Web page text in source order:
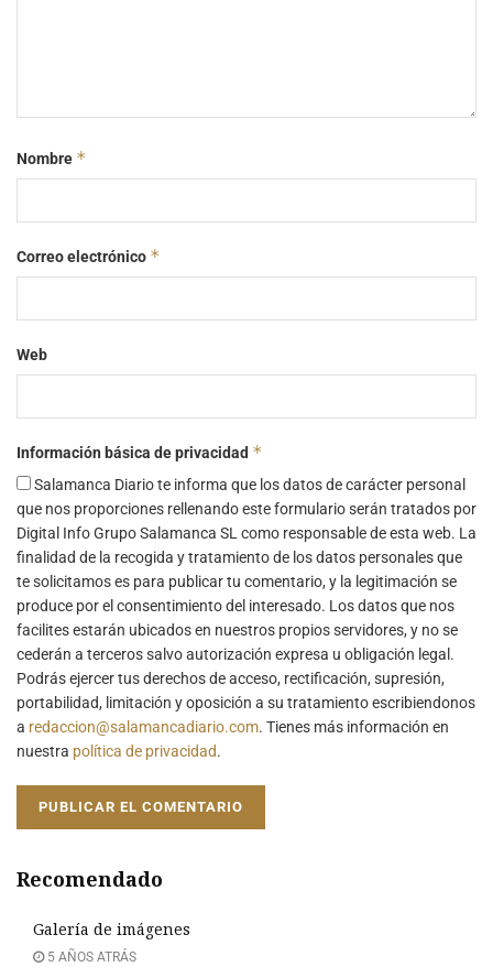
Nombre *
Correo electrónico *
Web
Información básica de privacidad *
Salamanca Diario te informa que los datos de carácter personal
que nos proporciones rellenando este formulario serán tratados por
Digital Info Grupo Salamanca SL como responsable de esta web. La
finalidad de la recogida y tratamiento de los datos personales que
te solicitamos es para publicar tu comentario, y la legitimación se
produce por el consentimiento del interesado. Los datos que nos
facilites estarán ubicados en nuestros propios servidores, y no se
cederán a terceros salvo autorización expresa u obligación legal.
Podrás ejercer tus derechos de acceso, rectificación, supresión,
portabilidad, limitación y oposición a su tratamiento escribiendonos
a redaccion@salamancadiario.com. Tienes más información en
nuestra política de privacidad.
Recomendado
Galería de imágenes
5 AÑOS ATRÁS